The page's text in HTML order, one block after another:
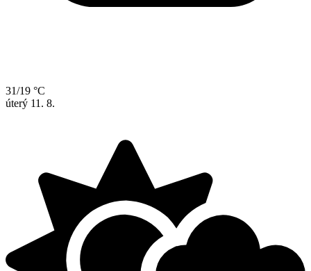
31/19 °C
úterý 11. 8.